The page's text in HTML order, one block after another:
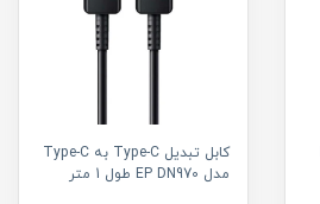
کابل تبدیل Type-C به Type-C
مدل EP DN970 طول 1 متر